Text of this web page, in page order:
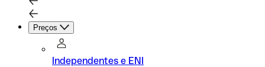
Preços
Independentes e ENI